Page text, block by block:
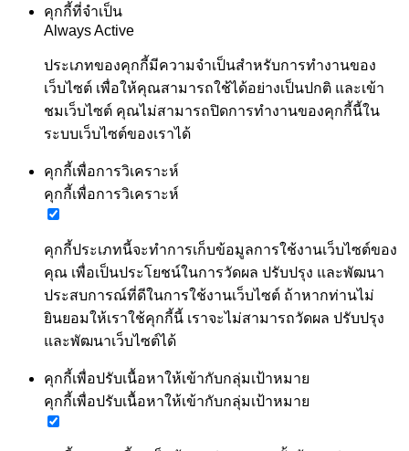
คุกกี้ที่จำเป็น
Always Active
ประเภทของคุกกี้มีความจำเป็นสำหรับการทำงานของ
เว็บไซต์ เพื่อให้คุณสามารถใช้ได้อย่างเป็นปกติ และเข้า
ชมเว็บไซต์ คุณไม่สามารถปิดการทำงานของคุกกี้นี้ใน
ระบบเว็บไซต์ของเราได้
คุกกี้เพื่อการวิเคราะห์
คุกกี้เพื่อการวิเคราะห์
คุกกี้ประเภทนี้จะทำการเก็บข้อมูลการใช้งานเว็บไซต์ของ
คุณ เพื่อเป็นประโยชน์ในการวัดผล ปรับปรุง และพัฒนา
ประสบการณ์ที่ดีในการใช้งานเว็บไซต์ ถ้าหากท่านไม่
ยินยอมให้เราใช้คุกกี้นี้ เราจะไม่สามารถวัดผล ปรับปรุง
และพัฒนาเว็บไซต์ได้
คุกกี้เพื่อปรับเนื้อหาให้เข้ากับกลุ่มเป้าหมาย
คุกกี้เพื่อปรับเนื้อหาให้เข้ากับกลุ่มเป้าหมาย